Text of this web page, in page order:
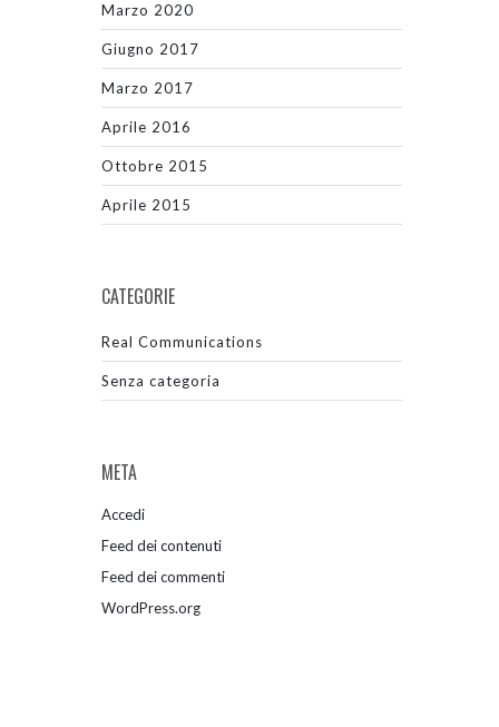
Marzo 2020
Giugno 2017
Marzo 2017
Aprile 2016
Ottobre 2015
Aprile 2015
CATEGORIE
Real Communications
Senza categoria
META
Accedi
Feed dei contenuti
Feed dei commenti
WordPress.org